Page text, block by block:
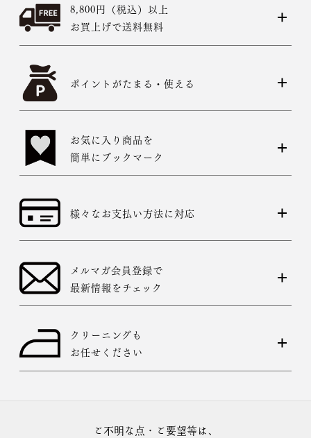
8,800円（税込）以上
お買上げで送料無料
ポイントがたまる・使える
お気に入り商品を
簡単にブックマーク
様々なお支払い方法に対応
メルマガ会員登録で
最新情報をチェック
クリーニングも
お任せください
ご不明な点・ご要望等は、